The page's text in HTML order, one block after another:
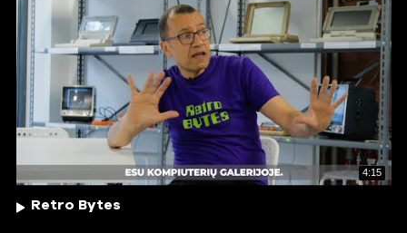
4:15
Retro Bytes